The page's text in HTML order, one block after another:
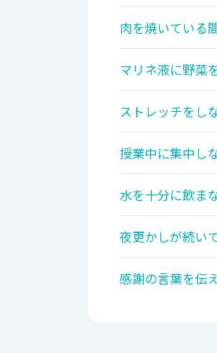
肉を焼いている
マリネ液に野菜
ストレッチをし
授業中に集中し
水を十分に飲ま
夜更かしが続い
感謝の言葉を伝